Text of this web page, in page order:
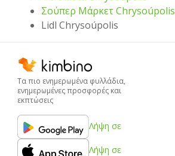
Σούπερ Μάρκετ Chrysoúpolis
Lidl Chrysoúpolis
Τα πιο ενημερωμένα φυλλάδια,
ενημερωμένες προσφορές και
εκπτώσεις
Λήψη σε
Λήψη σε